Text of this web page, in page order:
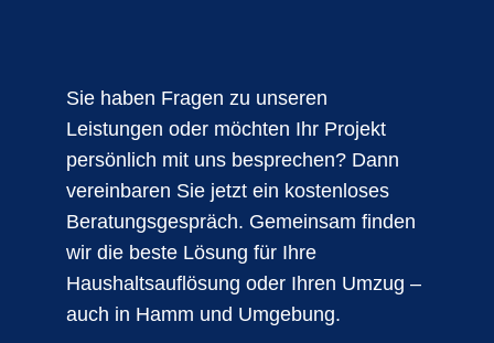
Sie haben Fragen zu unseren
Leistungen oder möchten Ihr Projekt
persönlich mit uns besprechen? Dann
vereinbaren Sie jetzt ein kostenloses
Beratungsgespräch. Gemeinsam finden
wir die beste Lösung für Ihre
Haushaltsauflösung oder Ihren Umzug –
auch in Hamm und Umgebung.